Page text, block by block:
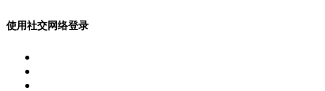
使用社交网络登录